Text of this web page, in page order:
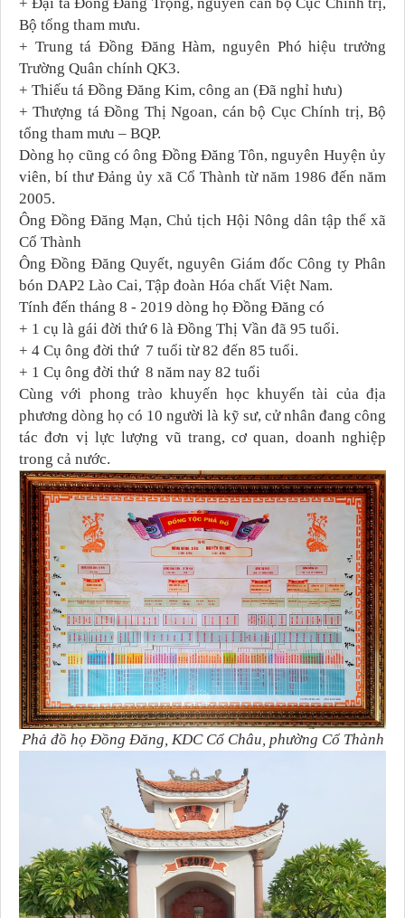
Bộ tổng tham mưu.
+ Trung tá Đồng Đăng Hàm, nguyên Phó hiệu trưởng
Trường Quân chính QK3.
+ Thiếu tá Đồng Đăng Kim, công an (Đã nghỉ hưu)
+ Thượng tá Đồng Thị Ngoan, cán bộ Cục Chính trị, Bộ
tổng tham mưu – BQP.
Dòng họ cũng có ông Đồng Đăng Tôn, nguyên Huyện ủy
viên, bí thư Đảng ủy xã Cổ Thành từ năm 1986 đến năm
2005.
Ông Đồng Đăng Mạn, Chủ tịch Hội Nông dân tập thể xã
Cổ Thành
Ông Đồng Đăng Quyết, nguyên Giám đốc Công ty Phân
bón DAP2 Lào Cai, Tập đoàn Hóa chất Việt Nam.
Tính đến tháng 8 - 2019 dòng họ Đồng Đăng có
+ 1 cụ là gái đời thứ 6 là Đồng Thị Vần đã 95 tuổi.
+ 4 Cụ ông đời thứ 7 tuổi từ 82 đến 85 tuổi.
+ 1 Cụ ông đời thứ 8 năm nay 82 tuổi
Cùng với phong trào khuyến học khuyến tài của địa
phương dòng họ có 10 người là kỹ sư, cử nhân đang công
tác đơn vị lực lượng vũ trang, cơ quan, doanh nghiệp
trong cả nước.
Phả đồ họ Đồng Đăng, KDC Cổ Châu, phường Cổ Thành